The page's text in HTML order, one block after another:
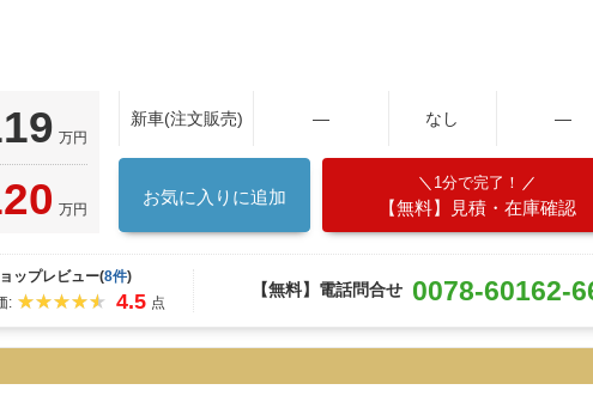
万円
万円
新車(注文販売) ― なし ―
お気に入りに追加
1分で完了！
【無料】見積・在庫確認
ップレビュー(8件)
:
4.5 点
【無料】電話問合せ 0078-60162-